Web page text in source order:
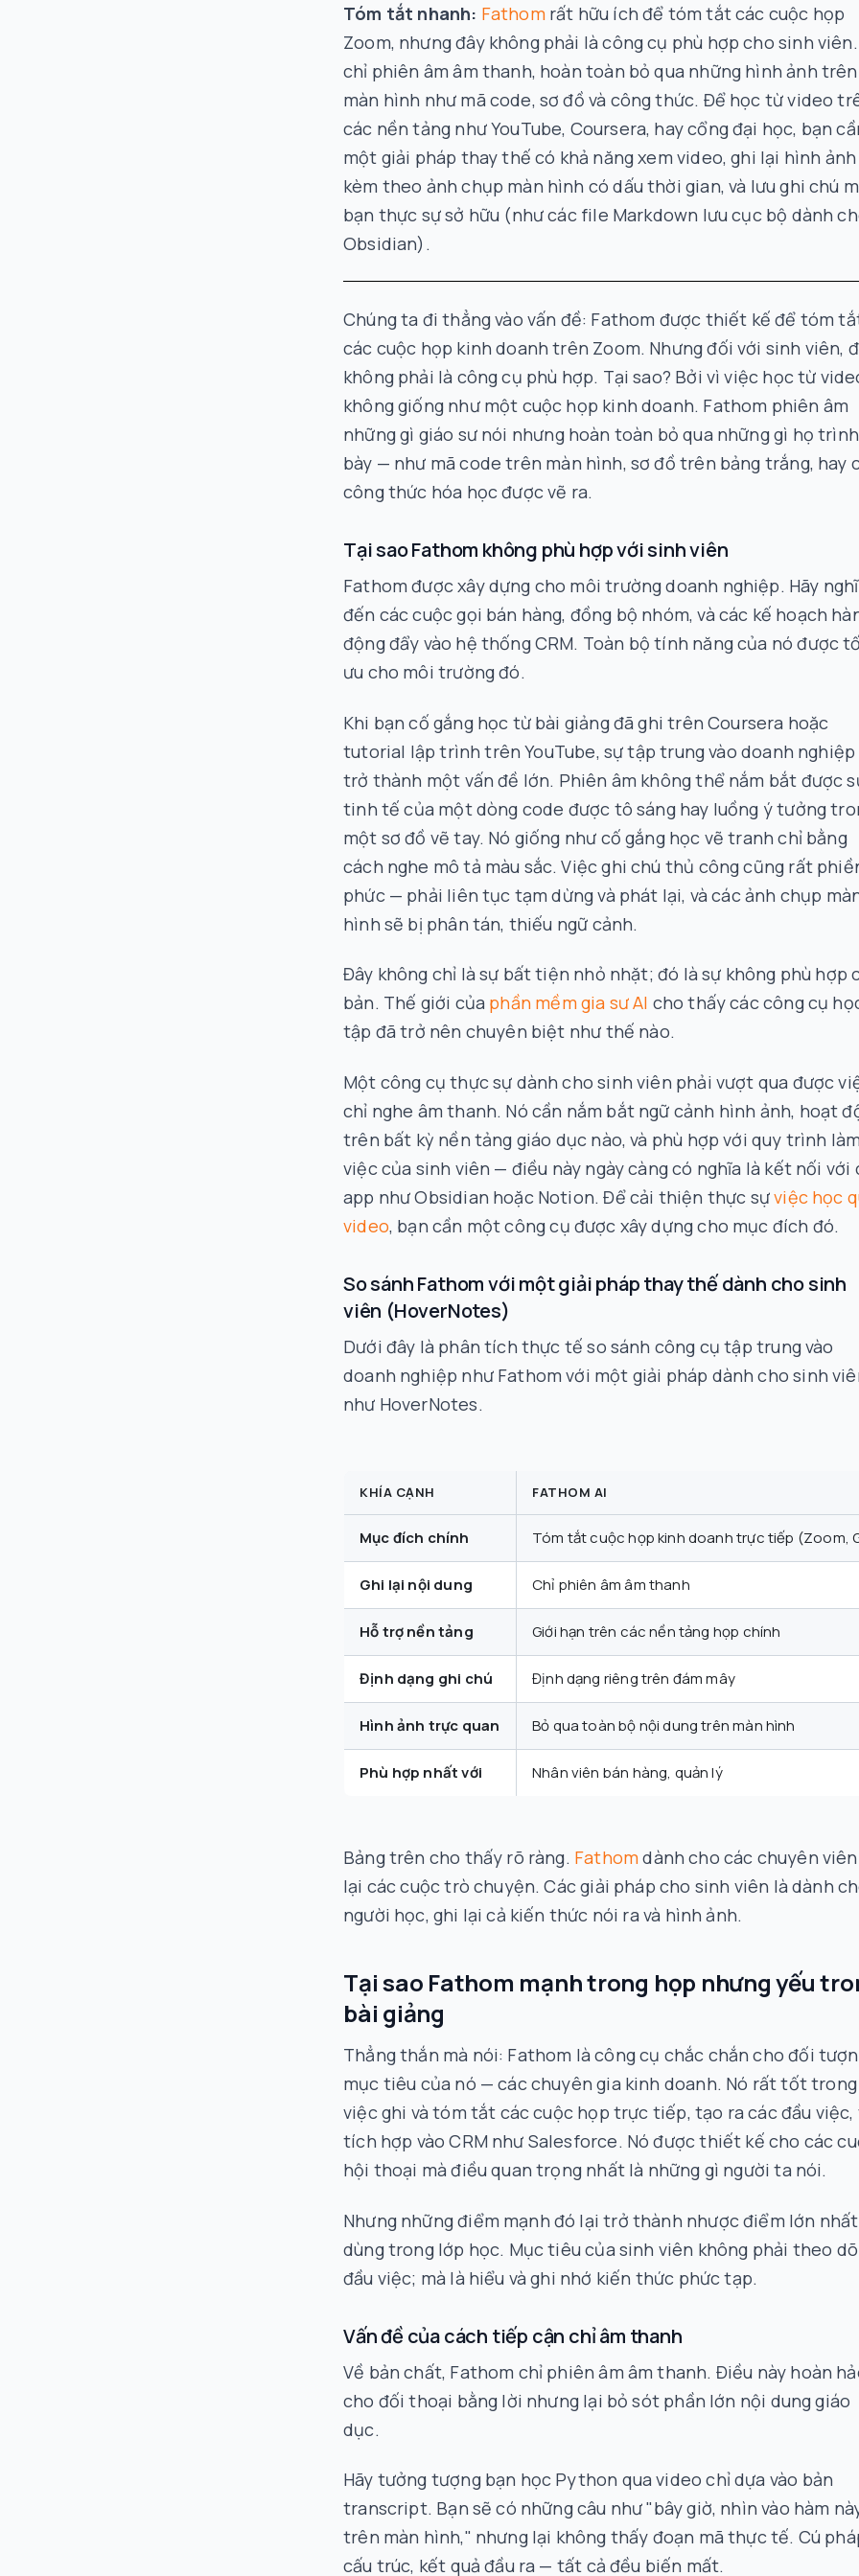
Tóm tắt nhanh: Fathomrất hữu ích để tóm tắt các cuộc họp
Zoom, nhưng đây không phải là công cụ phù hợp cho sinh
chỉ phiên âm âm thanh, hoàn toàn bỏ qua những hình ảnh trên
màn hình như mã code, sơ đồ và công thức. Để học từ video
các nền tảng như YouTube, Coursera, hay cổng đại học, bạn
một giải pháp thay thế có khả năngxem video, ghi lại hình ảnh
kèm theo ảnh chụp màn hình có dấu thời gian, và lưu ghi chú
bạn thực sự sở hữu (như các file Markdown lưu cục bộ dành
Obsidian).
Chúng ta đi thẳng vào vấn đề: Fathom được thiết kế để tóm
các cuộc họp kinh doanh trên Zoom. Nhưng đối với sinh viên,
không phải là công cụ phù hợp. Tại sao? Bởi vì việc học từ
không giống như một cuộc họp kinh doanh. Fathom phiên âm
những gì giáo sư nói nhưng hoàn toàn bỏ qua những gì họtrình
bày — như mã code trên màn hình, sơ đồ trên bảng trắng, hay
công thức hóa học được vẽ ra.
Tại sao Fathom không phù hợp với sinh viên
Fathom được xây dựng cho môi trường doanh nghiệp. Hãy nghĩ
đến các cuộc gọi bán hàng, đồng bộ nhóm, và các kế hoạch
động đẩy vào hệ thống CRM. Toàn bộ tính năng của nó được
ưu cho môi trường đó.
Khi bạn cố gắng học từ bài giảng đã ghi trên Coursera hoặc
tutorial lập trình trên YouTube, sự tập trung vào doanh nghiệp
trở thành một vấn đề lớn. Phiên âm không thể nắm bắt được
tinh tế của một dòng code được tô sáng hay luồng ý tưởng
một sơ đồ vẽ tay. Nó giống như cố gắng học vẽ tranh chỉ bằng
cách nghe mô tả màu sắc. Việc ghi chú thủ công cũng rất
phức — phải liên tục tạm dừng và phát lại, và các ảnh chụp
hình sẽ bị phân tán, thiếu ngữ cảnh.
Đây không chỉ là sự bất tiện nhỏ nhặt; đó là sự không phù hợp
bản. Thế giới của phần mềm gia sư AI cho thấy các công cụ
tập đã trở nên chuyên biệt như thế nào.
Một công cụ thực sự dành cho sinh viên phải vượt qua được
chỉ nghe âm thanh. Nó cần nắm bắt ngữ cảnh hình ảnh, hoạt
trên bất kỳ nền tảng giáo dục nào, và phù hợp với quy trình làm
việc của sinh viên — điều này ngày càng có nghĩa là kết nối với
app như Obsidian hoặc Notion. Để cải thiện thực sựviệc học
video, bạn cần một công cụ được xây dựng cho mục đích đó.
So sánh Fathom với một giải pháp thay thế dành cho sinh
viên (HoverNotes)
Dưới đây là phân tích thực tế so sánh công cụ tập trung vào
doanh nghiệp như Fathom với một giải pháp dành cho sinh
như HoverNotes.
KHÍA CẠNH FATHOM AI
Mục đích chính Tóm tắt cuộc họp kinh doanh trực tiếp (Zoom,
Ghi lại nội dung Chỉ phiên âm âm thanh
Hỗ trợ nền tảng Giới hạn trên các nền tảng họp chính
Định dạng ghi chú Định dạng riêng trên đám mây
Hình ảnh trực quan Bỏ qua toàn bộ nội dung trên màn hình
Phù hợp nhất với Nhân viên bán hàng, quản lý
Bảng trên cho thấy rõ ràng. Fathomdành cho các chuyên
lại các cuộc trò chuyện. Các giải pháp cho sinh viên là dành
người học, ghi lại cả kiến thức nói ravà hình ảnh.
Tại sao Fathom mạnh trong họp nhưng yếu
bài giảng
Thẳng thắn mà nói: Fathom là công cụ chắc chắn cho đối
mục tiêu của nó — các chuyên gia kinh doanh. Nó rất tốt trong
việc ghi và tóm tắt các cuộc họp trực tiếp, tạo ra các đầu việc,
tích hợp vào CRM như Salesforce. Nó được thiết kế cho các
hội thoại mà điều quan trọng nhất là những gì người ta nói.
Nhưng những điểm mạnh đó lại trở thành nhược điểm lớn
dùng trong lớp học. Mục tiêu của sinh viên không phải theo
đầu việc; mà là hiểu và ghi nhớ kiến thức phức tạp.
Vấn đề của cách tiếp cận chỉ âm thanh
Về bản chất, Fathom chỉ phiên âm âm thanh. Điều này hoàn
cho đối thoại bằng lời nhưng lại bỏ sót phần lớn nội dung giáo
dục.
Hãy tưởng tượng bạn học Python qua video chỉ dựa vào bản
transcript. Bạn sẽ có những câu như "bây giờ, nhìn vào hàm
trên màn hình," nhưng lại không thấy đoạn mã thực tế. Cú
cấu trúc, kết quả đầu ra — tất cả đều biến mất.